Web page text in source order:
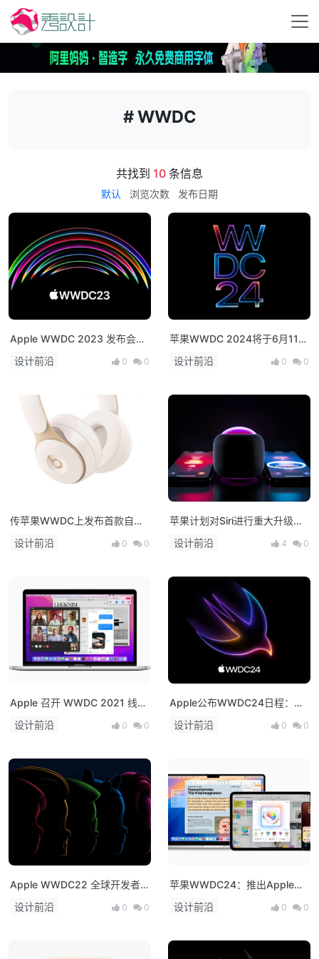
# WWDC
共找到 10 条信息
默认 浏览次数 发布日期
Apple WWDC 2023 发布会：
Vision Pro 等多款产品！
设计前沿 0 0
苹果WWDC 2024将于6月11日
至15日举行，关注人工智能
设计前沿 0 0
传苹果WWDC上发布首款自有
品牌录音师耳机 最终目标是淘
汰Beats
设计前沿 0 0
苹果计划对Siri进行重大升级，
借助生成式AI提升对话能力
设计前沿 4 0
Apple 召开 WWDC 2021 线上
发布会
设计前沿 0 0
Apple公布WWDC24日程：全
球开发者大会将揭示多项平台创
新
设计前沿 0 0
Apple WWDC22 全球开发者
大会日程公布!
设计前沿 0 0
苹果WWDC24：推出Apple
Intelligence，Vision Pro国行
版开售
设计前沿 0 0